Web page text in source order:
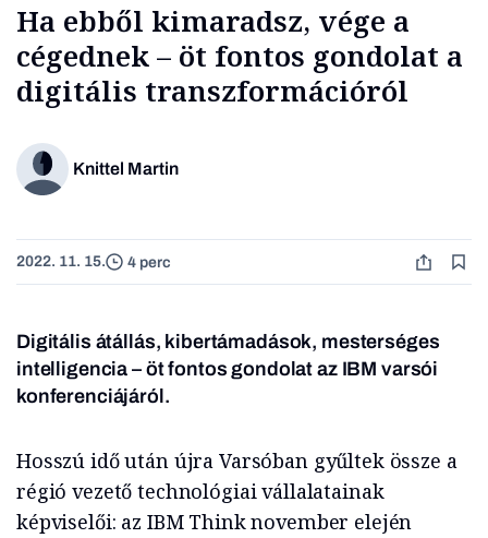
Ha ebből kimaradsz, vége a
cégednek – öt fontos gondolat a
digitális transzformációról
Knittel Martin
2022. 11. 15. 4 perc
Digitális átállás, kibertámadások, mesterséges
intelligencia – öt fontos gondolat az IBM varsói
konferenciájáról.
Hosszú idő után újra Varsóban gyűltek össze a
régió vezető technológiai vállalatainak
képviselői: az IBM Think november elején